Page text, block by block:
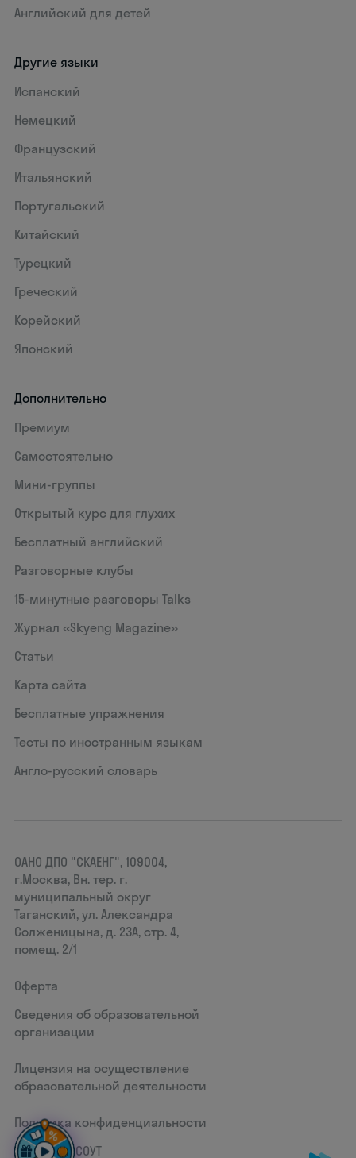
Английский для детей
Другие языки
Испанский
Немецкий
Французский
Итальянский
Португальский
Китайский
Турецкий
Греческий
Корейский
Японский
Дополнительно
Премиум
Самостоятельно
Мини-группы
Открытый курс для глухих
Бесплатный английский
Разговорные клубы
15‑минутные разговоры Talks
Журнал «Skyeng Magazine»
Статьи
Карта сайта
Бесплатные упражнения
Тесты по иностранным языкам
Англо-русский словарь
ОАНО ДПО "СКАЕНГ", 109004,
г.Москва, Вн. тер. г.
муниципальный округ
Таганский, ул. Александра
Солженицына, д. 23А, стр. 4,
помещ. 2/1
Оферта
Сведения об образовательной
организации
Лицензия на осуществление
образовательной деятельности
Политика конфиденциальности
Документ СОУТ